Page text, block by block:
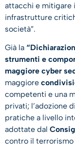
attacchi e mitigare
infrastrutture
società”.
Già la
strumenti e
maggiore cyber
maggiore
competenti e una
privati; l’adozione di
pratiche a livello
adottate dal
contro il terrorismo